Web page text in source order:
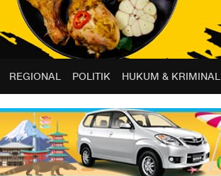
REGIONAL POLITIK HUKUM & KRIMINAL